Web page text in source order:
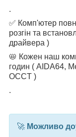
.
✅ Комп'ютер
розгін та
драйвера )
📛 Кожен наш
годин ( AIDA64,
OCCT )
.
🚀 Можливо